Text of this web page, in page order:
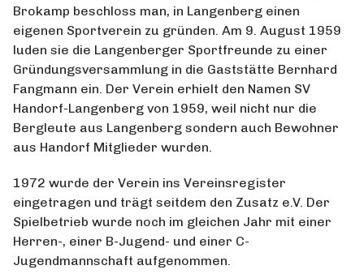
Brokamp beschloss man, in Langenberg einen
eigenen Sportverein zu gründen. Am 9. August 1959
luden sie die Langenberger Sportfreunde zu einer
Gründungsversammlung in die Gaststätte Bernhard
Fangmann ein. Der Verein erhielt den Namen SV
Handorf-Langenberg von 1959, weil nicht nur die
Bergleute aus Langenberg sondern auch Bewohner
aus Handorf Mitglieder wurden.
1972 wurde der Verein ins Vereinsregister
eingetragen und trägt seitdem den Zusatz e.V. Der
Spielbetrieb wurde noch im gleichen Jahr mit einer
Herren-, einer B-Jugend- und einer C-
Jugendmannschaft aufgenommen.